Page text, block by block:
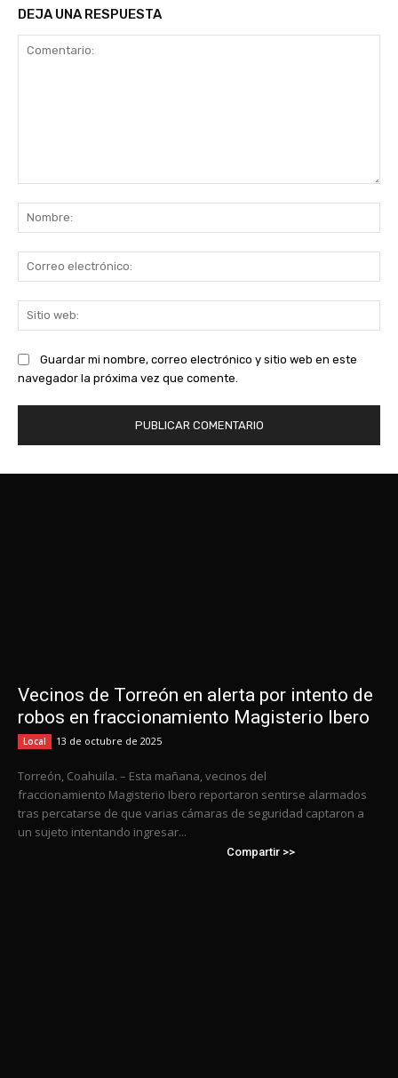
DEJA UNA RESPUESTA
Guardar mi nombre, correo electrónico y sitio web en este
navegador la próxima vez que comente.
Vecinos de Torreón en alerta por intento de
robos en fraccionamiento Magisterio Ibero
Local 13 de octubre de 2025
Torreón, Coahuila. – Esta mañana, vecinos del
fraccionamiento Magisterio Ibero reportaron sentirse alarmados
tras percatarse de que varias cámaras de seguridad captaron a
un sujeto intentando ingresar...
Compartir >>